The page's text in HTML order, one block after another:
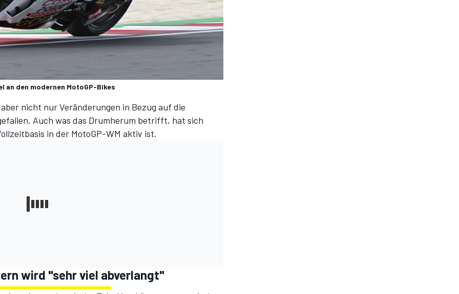
an den modernen MotoGP-Bikes
nicht nur Veränderungen in Bezug auf die
Auch was das Drumherum betrifft, hat sich
in der MotoGP-WM aktiv ist.
wird "sehr viel abverlangt"